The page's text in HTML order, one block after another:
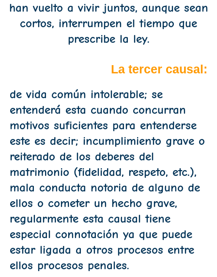
han vuelto a vivir juntos, aunque sean
cortos, interrumpen el tiempo que
prescribe la ley.
La tercer causal:
de vida común intolerable; se
entenderá esta cuando concurran
motivos suficientes para entenderse
este es decir; incumplimiento grave o
reiterado de los deberes del
matrimonio (fidelidad, respeto, etc.),
mala conducta notoria de alguno de
ellos o cometer un hecho grave,
regularmente esta causal tiene
especial connotación ya que puede
estar ligada a otros procesos entre
ellos procesos penales.